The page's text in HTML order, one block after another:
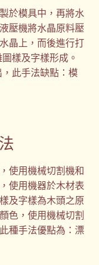
於模具中，再將水
壓機將水晶原料壓
晶上，而後進行打
樣及字樣形成。
此手法缺點：模
使用機械切割機和
使用機器於木材表
及字樣為木頭之原
色，使用機械切割
種手法優點為：漂